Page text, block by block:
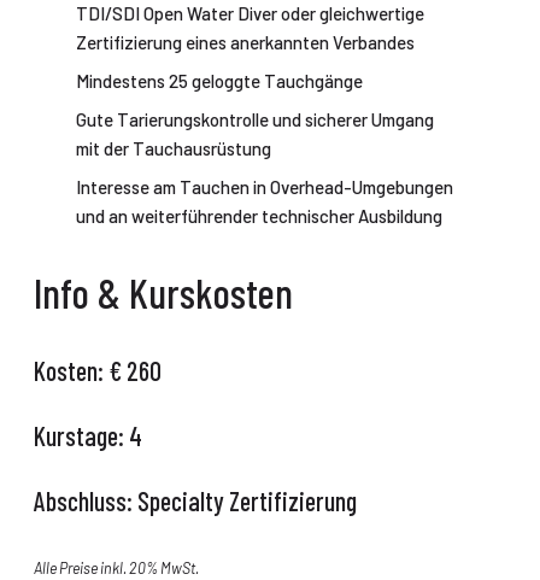
TDI/SDI Open Water Diver oder gleichwertige
Zertifizierung eines anerkannten Verbandes
Mindestens 25 geloggte Tauchgänge
Gute Tarierungskontrolle und sicherer Umgang
mit der Tauchausrüstung
Interesse am Tauchen in Overhead-Umgebungen
und an weiterführender technischer Ausbildung
Info & Kurskosten
Kosten: €260
Kurstage: 4
Abschluss: Specialty Zertifizierung
Alle Preise inkl. 20% MwSt.